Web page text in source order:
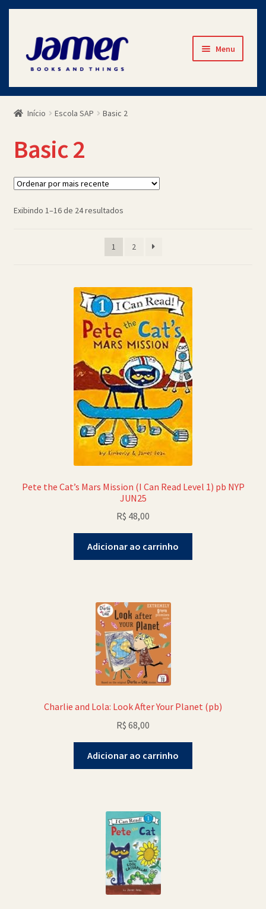
Pular
para
navegação
Pular
para
conteúdo
Menu
Início
Avaliações
Cart
Checkout
Contato
SCHOLASTICBOOKCLUB
Início Escola SAP Basic 2
Basic 2
Exibindo 1–16 de 24 resultadosClassificado
mais
recente
1 2
Pete the Cat’s Mars Mission (I Can Read Level 1) pb NYP
JUN25
R$ 48,00
Adicionar ao carrinho
Charlie and Lola: Look After Your Planet (pb)
R$ 68,00
Adicionar ao carrinho